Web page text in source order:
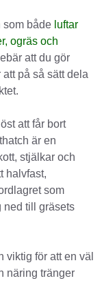
som både luftar
ogräs och
att du gör
på så sätt dela
att får bort
är en
stjälkar och
halvfast,
som
ned till gräsets
för att en väl
näring tränger